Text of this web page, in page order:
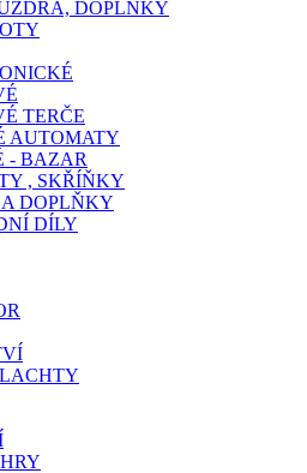
DOPLŇKY
TERČE
AUTOMATY
- BAZAR
, SKŘÍŇKY
DOPLŇKY
DÍLY